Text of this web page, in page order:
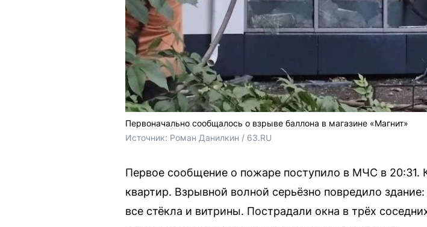
Первоначально сообщалось о взрыве баллона в магазине «Магнит»
Источник: Роман Данилкин / 63.RU
Первое сообщение о пожаре поступило в МЧС в 20:31.
квартир. Взрывной волной серьёзно повредило
все стёкла и витрины. Пострадали окна в трёх